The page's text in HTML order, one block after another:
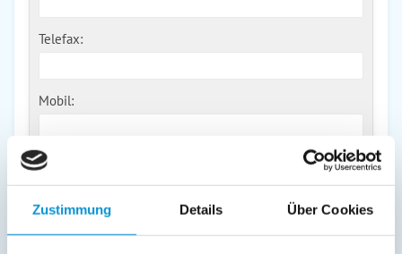
Zustimmung Details Über Cookies
Telefax:
Mobil:
E-Mail:
Freier Kommentar an Vermieter